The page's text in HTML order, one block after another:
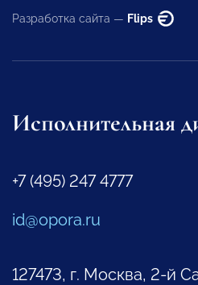
Разработка сайта — Flips
Исполнительная
+7 (495) 247 4777
id@opora.ru
127473, г. Москва, 2-й